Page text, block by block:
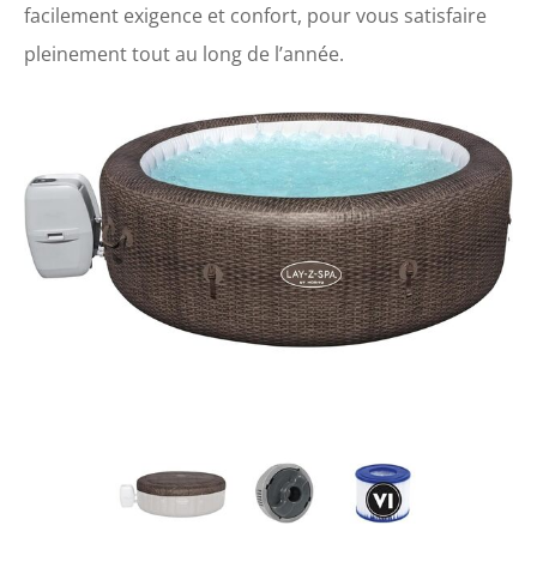
facilement exigence et confort, pour vous satisfaire
pleinement tout au long de l’année.